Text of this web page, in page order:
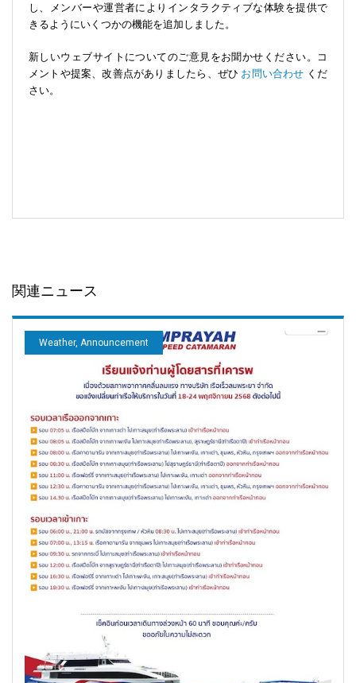
し、メンバーや運営者によりインタラクティブな体験を提供で
きるようにいくつかの機能を追加しました。
新しいウェブサイトについてのご意見をお聞かせください。コ
メントや提案、改善点がありましたら、ぜひ お問い合わせ くだ
さい。
関連ニュース
Weather, Announcement